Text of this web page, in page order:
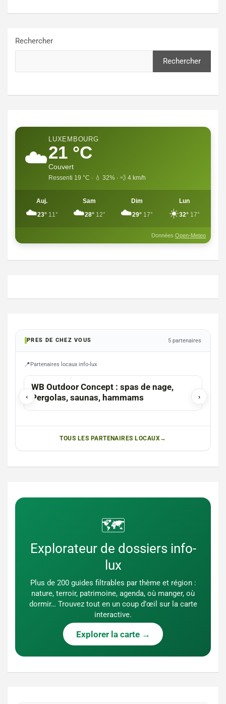
Rechercher
Rechercher
☁️
LUXEMBOURG
21 °C
Couvert
Ressenti 19 °C · 💧 32% · 💨 4 km/h
Auj.
☁️23° 11°
Sam
☁️28° 12°
Dim
☁️29° 17°
Lun
☀️32° 17°
Données Open-Meteo
PRES DE CHEZ VOUS 5 partenaires
Partenaires locaux info-lux
‹ ›
HABAY-LA-NEUVE
WB Outdoor Concept : spas de nage,
Pergolas, saunas, hammams
TOUS LES PARTENAIRES LOCAUX
🗺️
Explorateur de dossiers info-
lux
Plus de 200 guides filtrables par thème et région :
nature, terroir, patrimoine, agenda, où manger, où
dormir… Trouvez tout en un coup d’œil sur la carte
interactive.
Explorer la carte →